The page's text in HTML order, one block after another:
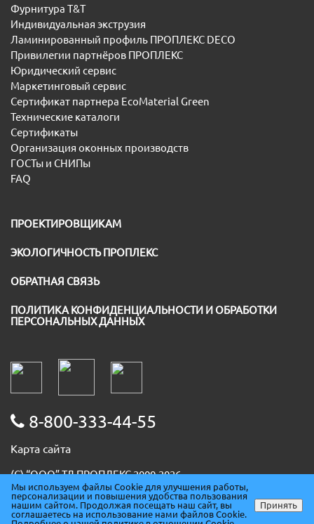
Фурнитура T&T
Индивидуальная экструзия
Ламинированный профиль ПРОПЛЕКС DECO
Привилегии партнёров ПРОПЛЕКС
Юридический сервис
Маркетинговый сервис
Сертификат партнера EcoMaterial Green
Технические каталоги
Сертификаты
Организация оконных производств
ГОСТы и СНИПы
FAQ
ПРОЕКТИРОВЩИКАМ
ЭКОЛОГИЧНОСТЬ ПРОПЛЕКС
ОБРАТНАЯ СВЯЗЬ
ПОЛИТИКА КОНФИДЕНЦИАЛЬНОСТИ И ОБРАБОТКИ
ПЕРСОНАЛЬНЫХ ДАННЫХ
8-800-333-44-55
Карта сайта
(С) “ООО” ТД ПРОПЛЕКС 2000-2026
ИНН 5036091667
ОГРН 1085074007930
ОКПО 86678094
Мы используем файлы Cookie для улучшения работы,
персонализации и повышения удобства пользования
нашим сайтом. Продолжая посещать наш сайт, вы
соглашаетесь на использование нами файлов Cookie.
Принять